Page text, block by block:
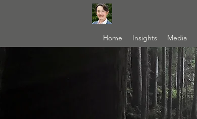
Home Insights Media